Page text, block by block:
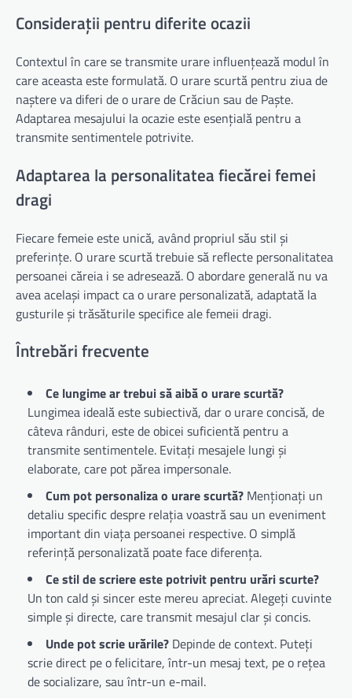
Considerații pentru diferite ocazii
Contextul în care se transmite urare influențează modul în
care aceasta este formulată. O urare scurtă pentru ziua de
naștere va diferi de o urare de Crăciun sau de Paște.
Adaptarea mesajului la ocazie este esențială pentru a
transmite sentimentele potrivite.
Adaptarea la personalitatea fiecărei femei
dragi
Fiecare femeie este unică, având propriul său stil și
preferințe. O urare scurtă trebuie să reflecte personalitatea
persoanei căreia i se adresează. O abordare generală nu va
avea același impact ca o urare personalizată, adaptată la
gusturile și trăsăturile specifice ale femeii dragi.
Întrebări frecvente
Ce lungime ar trebui să aibă o urare scurtă?
Lungimea ideală este subiectivă, dar o urare concisă, de
câteva rânduri, este de obicei suficientă pentru a
transmite sentimentele. Evitați mesajele lungi și
elaborate, care pot părea impersonale.
Cum pot personaliza o urare scurtă? Menționați un
detaliu specific despre relația voastră sau un eveniment
important din viața persoanei respective. O simplă
referință personalizată poate face diferența.
Ce stil de scriere este potrivit pentru urări scurte?
Un ton cald și sincer este mereu apreciat. Alegeți cuvinte
simple și directe, care transmit mesajul clar și concis.
Unde pot scrie urările? Depinde de context. Puteți
scrie direct pe o felicitare, într-un mesaj text, pe o rețea
de socializare, sau într-un e-mail.